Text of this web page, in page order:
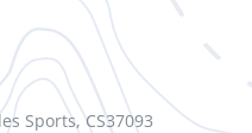
Sports, CS37093